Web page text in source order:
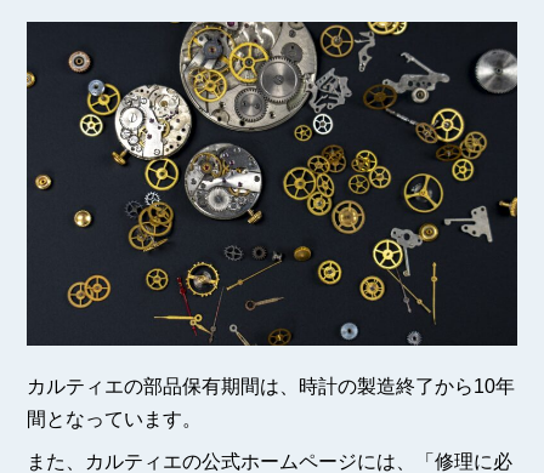
カルティエの部品保有期間は、時計の製造終了から10年
間となっています。
また、カルティエの公式ホームページには、「修理に必